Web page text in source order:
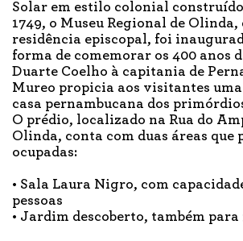
Solar em estilo colonial construído
1749, o Museu Regional de Olinda,
residência episcopal, foi
forma de comemorar os 400 anos
Duarte Coelho à capitania de
Mureo propicia aos visitantes
casa pernambucana dos
O prédio, localizado na Rua do
Olinda, conta com duas áreas que
ocupadas:
• Sala Laura Nigro, com
pessoas
• Jardim descoberto, também para